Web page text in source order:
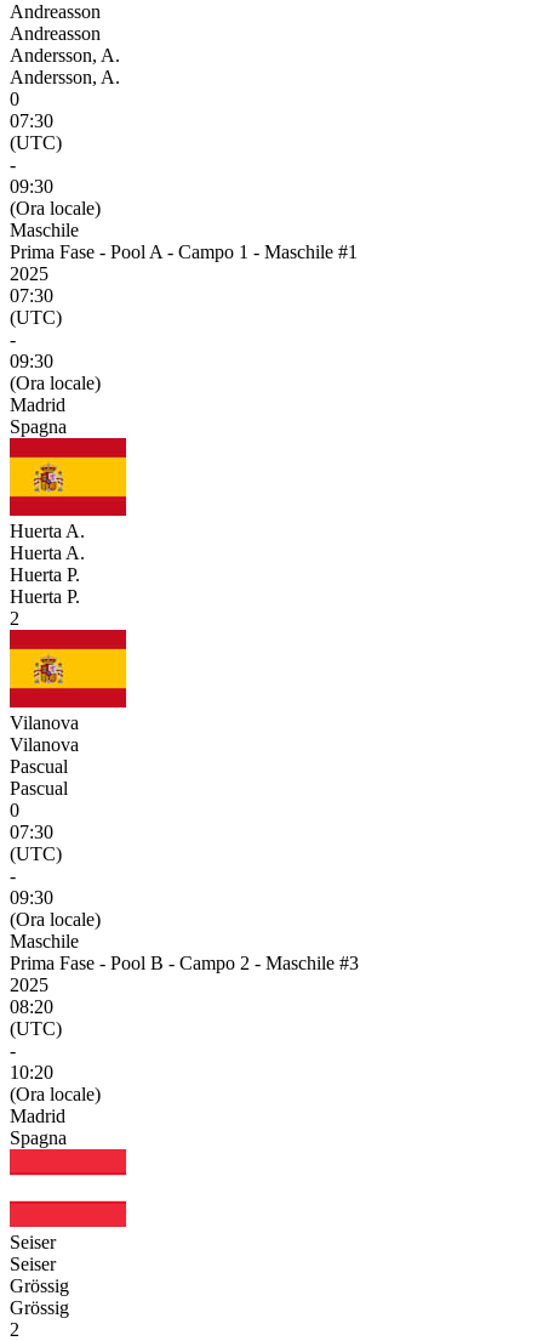
Andreasson
Andreasson
Andersson, A.
Andersson, A.
0
07:30
(UTC)
-
09:30
(Ora locale)
Maschile
Prima Fase - Pool A - Campo 1 - Maschile #1
2025
07:30
(UTC)
-
09:30
(Ora locale)
Madrid
Spagna
Huerta A.
Huerta A.
Huerta P.
Huerta P.
2
Vilanova
Vilanova
Pascual
Pascual
0
07:30
(UTC)
-
09:30
(Ora locale)
Maschile
Prima Fase - Pool B - Campo 2 - Maschile #3
2025
08:20
(UTC)
-
10:20
(Ora locale)
Madrid
Spagna
Seiser
Seiser
Grössig
Grössig
2